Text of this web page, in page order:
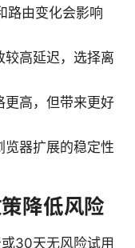
路由变化会影响
较高延迟，选择离
更高，但带来更好
览器扩展的稳定性
降低风险
30天无风险试用